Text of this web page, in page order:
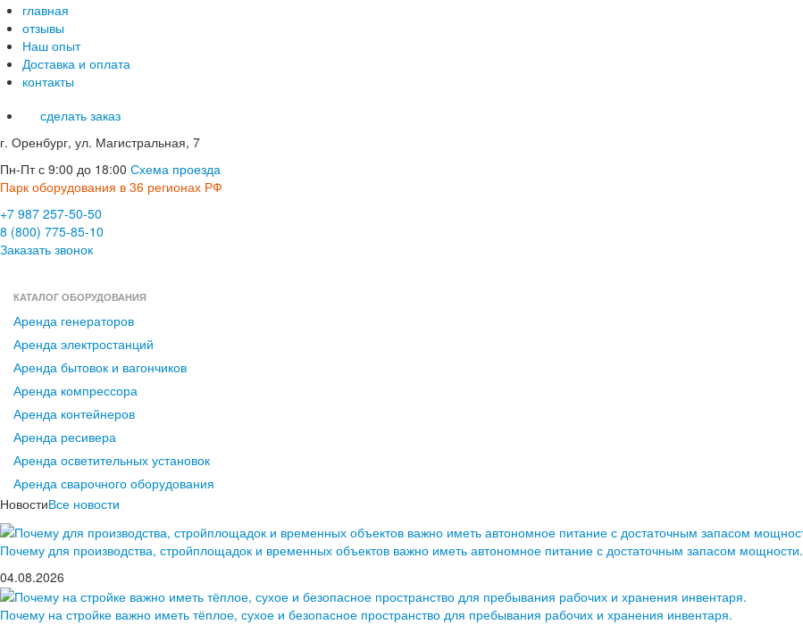
главная
отзывы
Наш опыт
Доставка и оплата
контакты
сделать заказ
г. Оренбург, ул. Магистральная, 7
Пн-Пт с 9:00 до 18:00 Схема проезда
Парк оборудования в 36 регионах РФ
+7 987 257-50-50
8 (800) 775-85-10
Заказать звонок
КАТАЛОГ ОБОРУДОВАНИЯ
Аренда генераторов
Аренда электростанций
Аренда бытовок и вагончиков
Аренда компрессора
Аренда контейнеров
Аренда ресивера
Аренда осветительных установок
Аренда сварочного оборудования
НовостиВсе новости
Почему для производства, стройплощадок и временных объектов важно иметь автономное питание с достаточным запасом мощности.
04.08.2026
Почему на стройке важно иметь тёплое, сухое и безопасное пространство для пребывания рабочих и хранения инвентаря.